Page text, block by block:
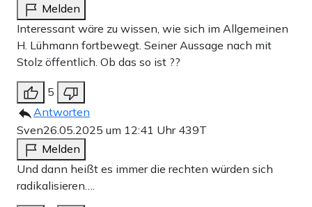
Melden
Interessant wäre zu wissen, wie sich im Allgemeinen
H. Lühmann fortbewegt. Seiner Aussage nach mit
Stolz öffentlich. Ob das so ist ??
5
Antworten
Sven26.05.2025 um 12:41 Uhr 439T
Melden
Und dann heißt es immer die rechten würden sich
radikalisieren….